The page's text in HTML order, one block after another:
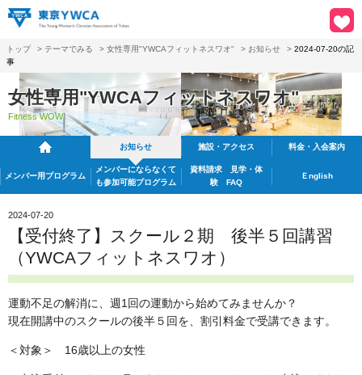
トップ > テーマでみる > 女性専用"YWCAフィットネスワオ" > お知らせ > 2024-07-20の記
事
女性専用"YWCAフィットネスワオ"
Fitness WOW
お知らせ 施設・アクセス 料金・入会案内
メンバー用プログラム
メンバーにならなくて
も参加可能プログラム
資料請求
見学・体
験 FAQ
Ｅnglish
2024-07-20
【受付終了】スクール２期 後半５回講習
（YWCAフィットネスワオ）
運動不足の解消に、週1回の運動から始めてみませんか？
現在開講中のスクールの後半５回を、割引料金で受講できます。
＜対象＞ 16歳以上の女性